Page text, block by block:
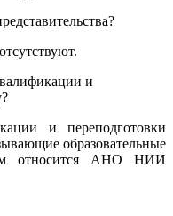
и
и переподготовки
образовательные
относится АНО НИИ